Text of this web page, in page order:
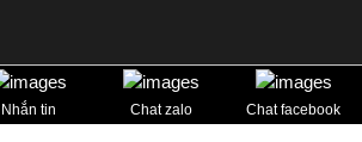
Nhắn tin Chat zalo Chat facebook